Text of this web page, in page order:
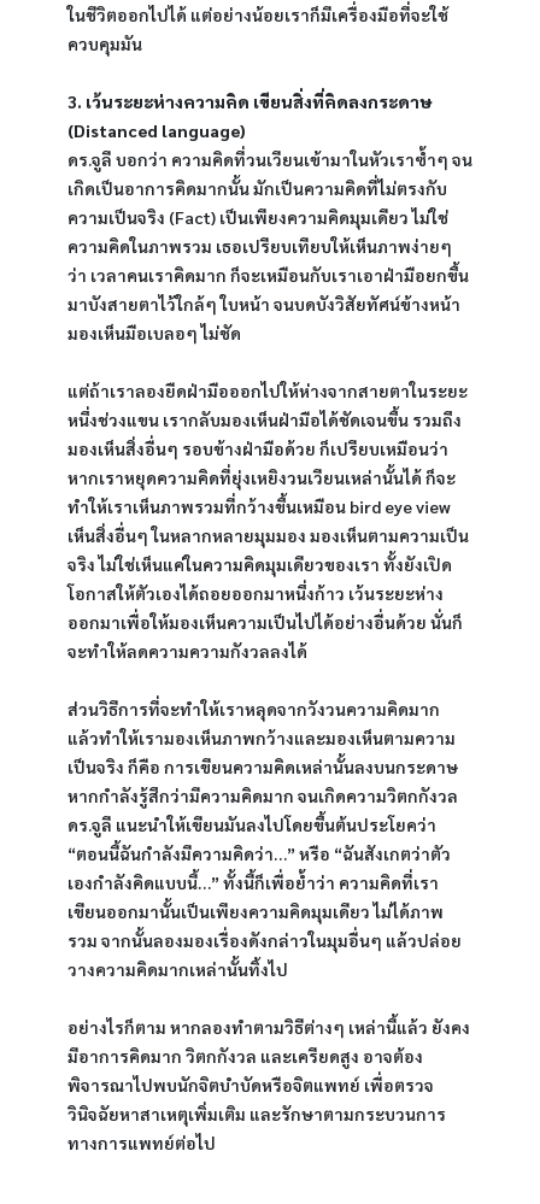
ในชีวิตออกไปได้ แต่อย่างน้อยเราก็มีเครื่องมือที่จะใช้
ควบคุมมัน
3. เว้นระยะห่างความคิด เขียนสิ่งที่คิดลงกระดาษ
(Distanced language)
ดร.จูลี บอกว่า ความคิดที่วนเวียนเข้ามาในหัวเราซ้ำๆ จน
เกิดเป็นอาการคิดมากนั้น มักเป็นความคิดที่ไม่ตรงกับ
ความเป็นจริง (Fact) เป็นเพียงความคิดมุมเดียว ไม่ใช่
ความคิดในภาพรวม เธอเปรียบเทียบให้เห็นภาพง่ายๆ
ว่า เวลาคนเราคิดมาก ก็จะเหมือนกับเราเอาฝ่ามือยกขึ้น
มาบังสายตาไว้ใกล้ๆ ใบหน้า จนบดบังวิสัยทัศน์ข้างหน้า
มองเห็นมือเบลอๆ ไม่ชัด
แต่ถ้าเราลองยืดฝ่ามือออกไปให้ห่างจากสายตาในระยะ
หนึ่งช่วงแขน เรากลับมองเห็นฝ่ามือได้ชัดเจนขึ้น รวมถึง
มองเห็นสิ่งอื่นๆ รอบข้างฝ่ามือด้วย ก็เปรียบเหมือนว่า
หากเราหยุดความคิดที่ยุ่งเหยิงวนเวียนเหล่านั้นได้ ก็จะ
ทำให้เราเห็นภาพรวมที่กว้างขึ้นเหมือน bird eye view
เห็นสิ่งอื่นๆ ในหลากหลายมุมมอง มองเห็นตามความเป็น
จริง ไม่ใช่เห็นแค่ในความคิดมุมเดียวของเรา ทั้งยังเปิด
โอกาสให้ตัวเองได้ถอยออกมาหนึ่งก้าว เว้นระยะห่าง
ออกมาเพื่อให้มองเห็นความเป็นไปได้อย่างอื่นด้วย นั่นก็
จะทำให้ลดความความกังวลลงได้
ส่วนวิธีการที่จะทำให้เราหลุดจากวังวนความคิดมาก
แล้วทำให้เรามองเห็นภาพกว้างและมองเห็นตามความ
เป็นจริง ก็คือ การเขียนความคิดเหล่านั้นลงบนกระดาษ
หากกำลังรู้สึกว่ามีความคิดมาก จนเกิดความวิตกกังวล
ดร.จูลี แนะนำให้เขียนมันลงไปโดยขึ้นต้นประโยคว่า
“ตอนนี้ฉันกำลังมีความคิดว่า…” หรือ “ฉันสังเกตว่าตัว
เองกำลังคิดแบบนี้…” ทั้งนี้ก็เพื่อย้ำว่า ความคิดที่เรา
เขียนออกมานั้นเป็นเพียงความคิดมุมเดียว ไม่ได้ภาพ
รวม จากนั้นลองมองเรื่องดังกล่าวในมุมอื่นๆ แล้วปล่อย
วางความคิดมากเหล่านั้นทิ้งไป
อย่างไรก็ตาม หากลองทำตามวิธีต่างๆ เหล่านี้แล้ว ยังคง
มีอาการคิดมาก วิตกกังวล และเครียดสูง อาจต้อง
พิจารณาไปพบนักจิตบำบัดหรือจิตแพทย์ เพื่อตรวจ
วินิจฉัยหาสาเหตุเพิ่มเติม และรักษาตามกระบวนการ
ทางการแพทย์ต่อไป